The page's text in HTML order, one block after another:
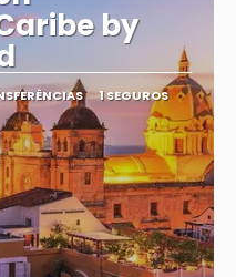
by
1 SEGUROS